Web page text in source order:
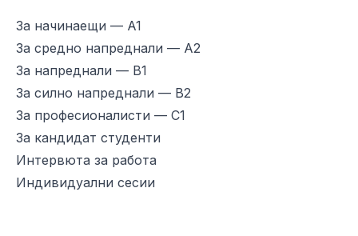
За начинаещи — A1
За средно напреднали — A2
За напреднали — B1
За силно напреднали — B2
За професионалисти — C1
За кандидат студенти
Интервюта за работа
Индивидуални сесии